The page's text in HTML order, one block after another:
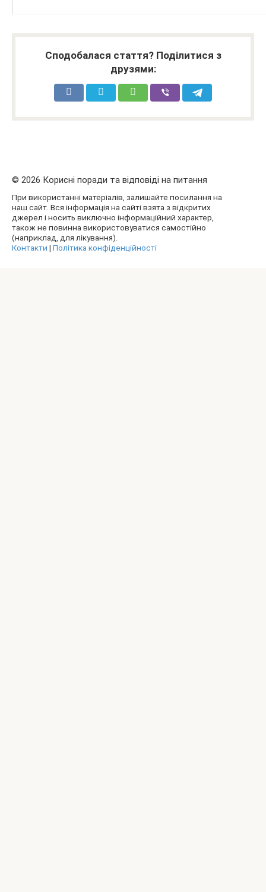
Сподобалася стаття? Поділитися з
друзями:
© 2026 Корисні поради та відповіді на питання
При використанні матеріалів, залишайте посилання на
наш сайт. Вся інформація на сайті взята з відкритих
джерел і носить виключно інформаційний характер,
також не повинна використовуватися самостійно
(наприклад, для лікування).
Контакти | Політика конфіденційності